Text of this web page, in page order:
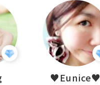
♥Eunice♥